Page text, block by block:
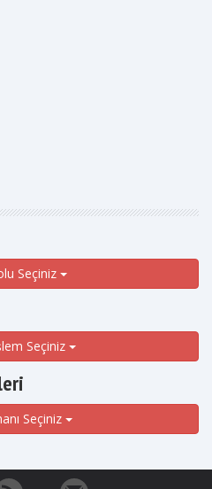
Seçiniz
Seçiniz
Seçiniz